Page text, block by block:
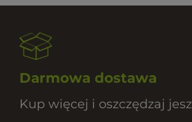
Darmowa dostawa
Kup więcej i oszczędzaj